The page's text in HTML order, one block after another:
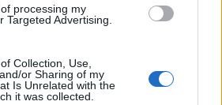
processing my
Targeted Advertising.
Collection, Use,
or Sharing of my
Is Unrelated with the
it was collected.
del paese la Notte Bianca
a confronto – Un
dalla metà del ‘900 fino ai
03 settembre) alle